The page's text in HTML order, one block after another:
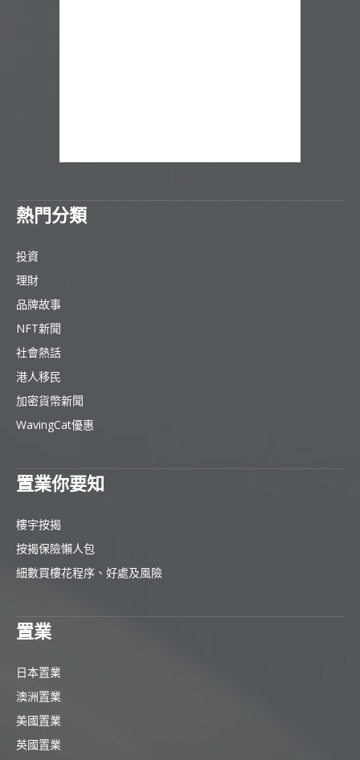
熱門分類
投資
理財
品牌故事
NFT新聞
社會熱話
港人移民
加密貨幣新聞
WavingCat優惠
置業你要知
樓宇按揭
按揭保險懶人包
細數買樓花程序、好處及風險
置業
日本置業
澳洲置業
美國置業
英國置業